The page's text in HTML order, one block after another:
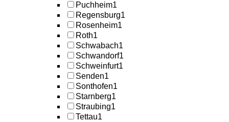
Puchheim1
Regensburg1
Rosenheim1
Roth1
Schwabach1
Schwandorf1
Schweinfurt1
Senden1
Sonthofen1
Starnberg1
Straubing1
Tettau1